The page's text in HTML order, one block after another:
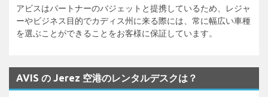
アビスはパートナーのバジェットと提携しているため、レジャ
ーやビジネス目的でカディス州に来る際には、常に幅広い車種
を選ぶことができることをお客様に保証しています。
AVIS の Jerez 空港のレンタルデスクは？